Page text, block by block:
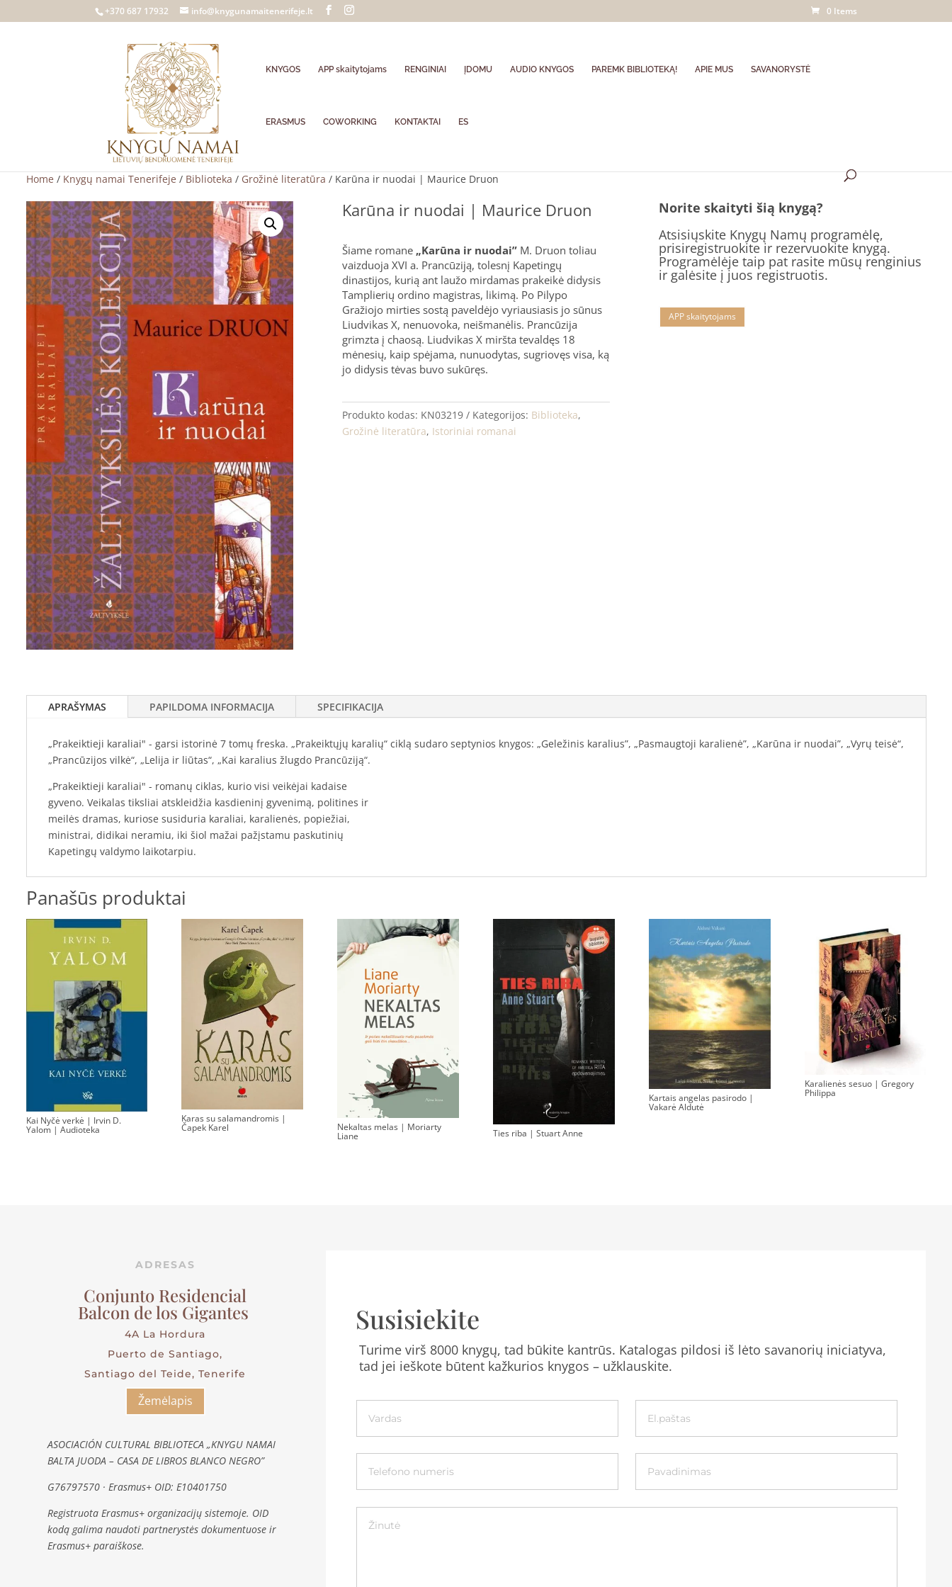
+370 687 17932 info@knygunamaitenerifeje.lt 0 Items
KNYGOS APP skaitytojams RENGINIAI ĮDOMU AUDIO KNYGOS PAREMK BIBLIOTEKĄ! APIE MUS SAVANORYSTĖ
ERASMUS COWORKING KONTAKTAI ES
Home / Knygų namai Tenerifeje / Biblioteka / Grožinė literatūra / Karūna ir nuodai | Maurice Druon
Karūna ir nuodai | Maurice Druon
Šiame romane „Karūna ir nuodai” M. Druon toliau
vaizduoja XVI a. Prancūziją, tolesnį Kapetingų
dinastijos, kurią ant laužo mirdamas prakeikė didysis
Tamplierių ordino magistras, likimą. Po Pilypo
Gražiojo mirties sostą paveldėjo vyriausiasis jo sūnus
Liudvikas X, nenuovoka, neišmanėlis. Prancūzija
grimzta į chaosą. Liudvikas X miršta tevaldęs 18
mėnesių, kaip spėjama, nunuodytas, sugriovęs visa, ką
jo didysis tėvas buvo sukūręs.
Produkto kodas: KN03219 Kategorijos: Biblioteka,
Grožinė literatūra, Istoriniai romanai
Norite skaityti šią knygą?
Atsisiųskite Knygų Namų programėlę,
prisiregistruokite ir rezervuokite knygą.
Programėlėje taip pat rasite mūsų renginius
ir galėsite į juos registruotis.
APP skaitytojams
APRAŠYMAS PAPILDOMA INFORMACIJA SPECIFIKACIJA
„Prakeiktieji karaliai" - garsi istorinė 7 tomų freska. „Prakeiktųjų karalių“ ciklą sudaro septynios knygos: „Geležinis karalius”, „Pasmaugtoji karalienė”, „Karūna ir nuodai”, „Vyrų teisė“,
„Prancūzijos vilkė“, „Lelija ir liūtas“, „Kai karalius žlugdo Prancūziją“.
„Prakeiktieji karaliai" - romanų ciklas, kurio visi veikėjai kadaise
gyveno. Veikalas tiksliai atskleidžia kasdieninį gyvenimą, politines ir
meilės dramas, kuriose susiduria karaliai, karalienės, popiežiai,
ministrai, didikai neramiu, iki šiol mažai pažįstamu paskutinių
Kapetingų valdymo laikotarpiu.
Panašūs produktai
Kai Nyčė verkė | Irvin D.
Yalom | Audioteka
Karas su salamandromis |
Čapek Karel Nekaltas melas | Moriarty
Liane Ties riba | Stuart Anne
Kartais angelas pasirodo |
Vakarė Aldutė
Karalienės sesuo | Gregory
Philippa
ADRESAS
Conjunto Residencial
Balcon de los Gigantes
4A La Hordura
Puerto de Santiago,
Santiago del Teide, Tenerife
Žemėlapis
ASOCIACIÓN CULTURAL BIBLIOTECA „KNYGU NAMAI
BALTA JUODA – CASA DE LIBROS BLANCO NEGRO”
G76797570 · Erasmus+ OID: E10401750
Registruota Erasmus+ organizacijų sistemoje. OID
kodą galima naudoti partnerystės dokumentuose ir
Erasmus+ paraiškose.
Susisiekite
Turime virš 8000 knygų, tad būkite kantrūs. Katalogas pildosi iš lėto savanorių iniciatyva,
tad jei ieškote būtent kažkurios knygos – užklauskite.